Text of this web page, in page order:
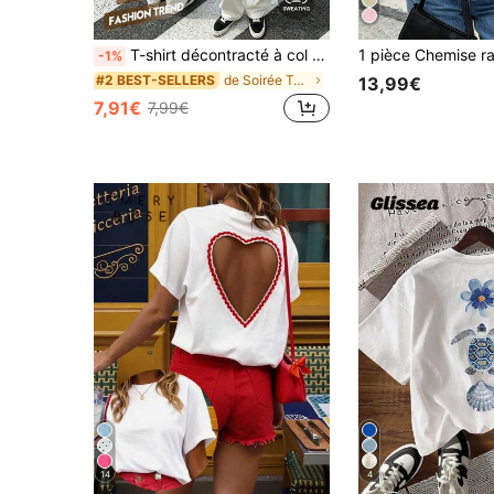
-1% T-shirt décontracté à col rond et manches courtes pour femmes, noir, été, vacances, chic sans effort
#2 BEST-SELLERS de Soirée T-shirts pour femmes
7,91€ 7,99€
13,99€
14 4